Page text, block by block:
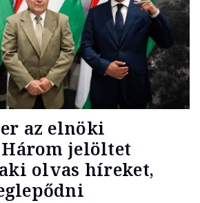
az elnöki
jelöltet
olvas híreket,